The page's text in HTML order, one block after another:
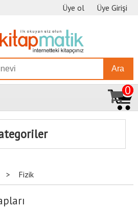
Üye ol Üye Girişi
Ara
0
> Fizik